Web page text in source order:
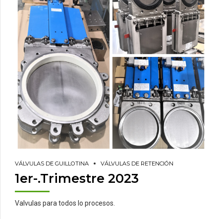
VÁLVULAS DE GUILLOTINA VÁLVULAS DE RETENCIÓN
1er-.Trimestre 2023
Valvulas para todos lo procesos.